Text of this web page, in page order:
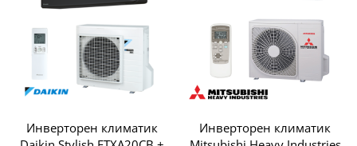
Инверторен климатик
Инверторен климатик